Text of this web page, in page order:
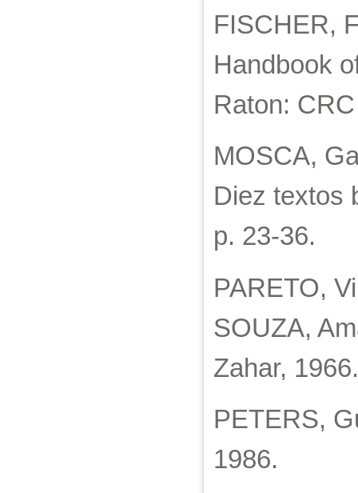
FISCHER,
Handbook
Raton:
MOSCA,
Diez textos
p. 23-36.
PARETO,
SOUZA,
Zahar,
PETERS,
1986.